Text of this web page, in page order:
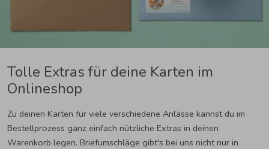
Tolle Extras für deine Karten im
Onlineshop
Zu deinen Karten für viele verschiedene Anlässe kannst du im
Bestellprozess ganz einfach nützliche Extras in deinen
Warenkorb legen. Briefumschläge gibt's bei uns nicht nur in